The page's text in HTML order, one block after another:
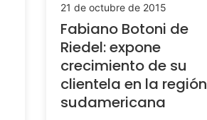
21 de octubre de 2015
Fabiano Botoni de
Riedel: expone
crecimiento de su
clientela en la región
sudamericana